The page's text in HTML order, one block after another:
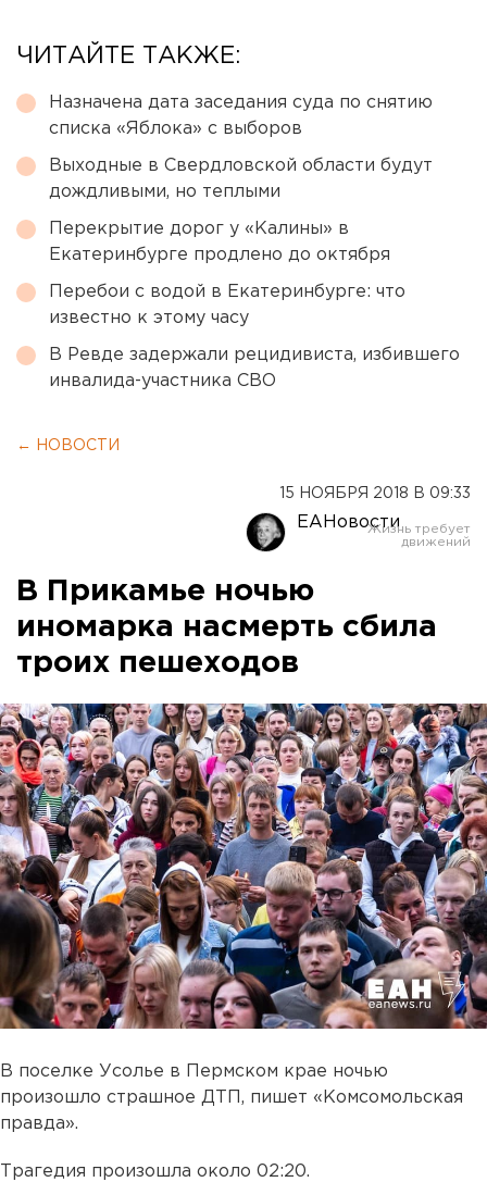
ЧИТАЙТЕ ТАКЖЕ:
Назначена дата заседания суда по снятию
списка «Яблока» с выборов
Выходные в Свердловской области будут
дождливыми, но теплыми
Перекрытие дорог у «Калины» в
Екатеринбурге продлено до октября
Перебои с водой в Екатеринбурге: что
известно к этому часу
В Ревде задержали рецидивиста, избившего
инвалида-участника СВО
← НОВОСТИ
15 НОЯБРЯ 2018 В 09:33
ЕАНовости
В Прикамье ночью
иномарка насмерть сбила
троих пешеходов
В поселке Усолье в Пермском крае ночью
произошло страшное ДТП, пишет «Комсомольская
правда».
Трагедия произошла около 02:20.